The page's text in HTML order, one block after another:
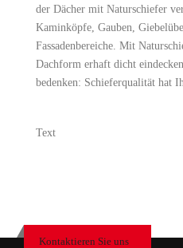
der Dächer mit Naturschiefer
Kaminköpfe, Gauben,
Fassadenbereiche. Mit
Dachform erhaft dicht
bedenken: Schieferqualität hat
Text
Kontaktieren Sie uns